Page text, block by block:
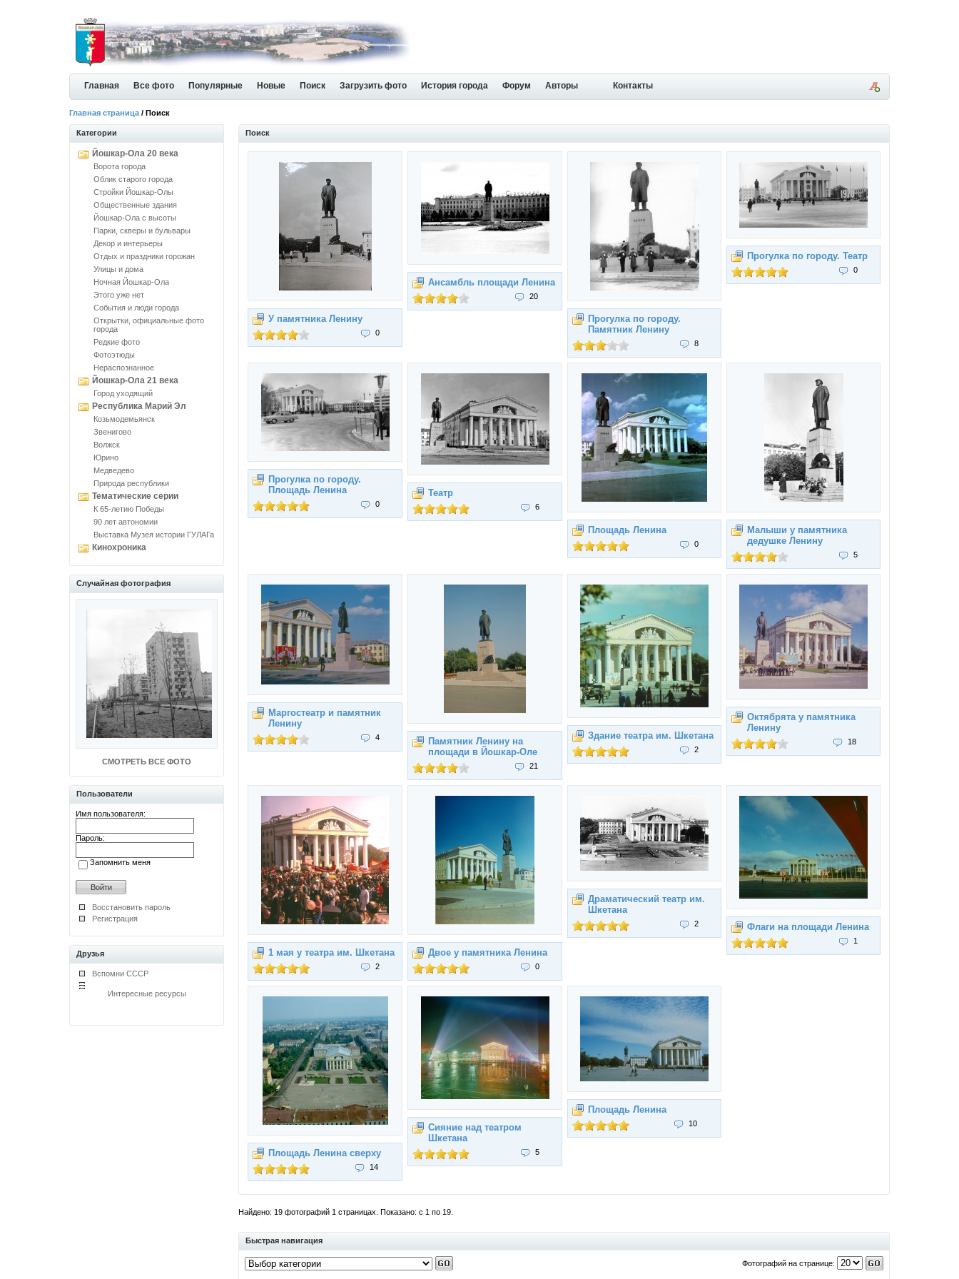
Главная Все фото Популярные Новые Поиск Загрузить фото История города Форум Авторы Контакты
Главная страница / Поиск
Категории
Йошкар-Ола 20 века
Ворота города
Облик старого города
Стройки Йошкар-Олы
Общественные здания
Йошкар-Ола с высоты
Парки, скверы и бульвары
Декор и интерьеры
Отдых и праздники горожан
Улицы и дома
Ночная Йошкар-Ола
Этого уже нет
События и люди города
Открытки, официальные фото
города
Редкие фото
Фотоэтюды
Нераспознанное
Йошкар-Ола 21 века
Город уходящий
Республика Марий Эл
Козьмодемьянск
Звенигово
Волжск
Юрино
Медведево
Природа республики
Тематические серии
К 65-летию Победы
90 лет автономии
Выставка Музея истории ГУЛАГа
Кинохроника
Случайная фотография
СМОТРЕТЬ ВСЕ ФОТО
Пользователи
Имя пользователя:
Пароль:
Запомнить меня
Восстановить пароль
Регистрация
Друзья
Вспомни СССР
Интересные ресурсы
Поиск
У памятника Ленину
0
Ансамбль площади Ленина
20
Прогулка по городу.
Памятник Ленину
8
Прогулка по городу. Театр
0
Прогулка по городу.
Площадь Ленина
0
Театр
6
Площадь Ленина
0
Малыши у памятника
дедушке Ленину
5
Маргостеатр и памятник
Ленину
4
Памятник Ленину на
площади в Йошкар-Оле
21
Здание театра им. Шкетана
2
Октябрята у памятника
Ленину
18
1 мая у театра им. Шкетана
2
Двое у памятника Ленина
0
Драматический театр им.
Шкетана
2 Флаги на площади Ленина
1
Площадь Ленина сверху
14
Сияние над театром
Шкетана
5
Площадь Ленина
10
Найдено: 19 фотографий 1 страницах. Показано: с 1 по 19.
Быстрая навигация
Фотографий на странице: